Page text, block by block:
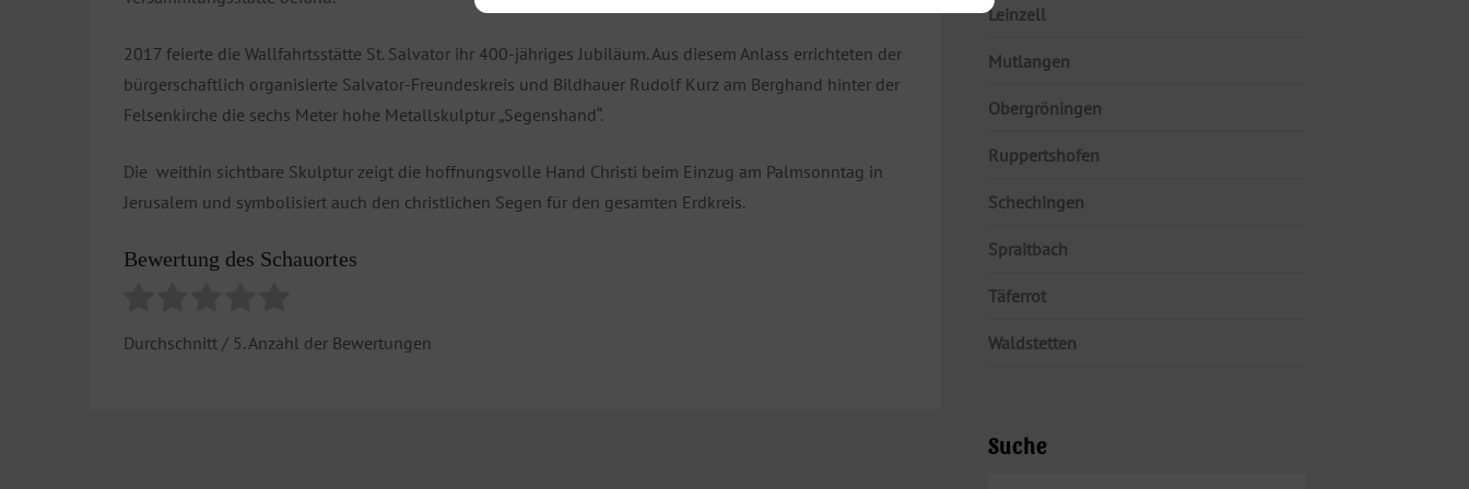
2017 feierte die Wallfahrtsstätte St. Salvator ihr 400-jähriges Jubiläum. Aus diesem Anlass errichteten der
bürgerschaftlich organisierte Salvator-Freundeskreis und Bildhauer Rudolf Kurz am Berghand hinter der
Felsenkirche die sechs Meter hohe Metallskulptur „Segenshand“.
Die weithin sichtbare Skulptur zeigt die hoffnungsvolle Hand Christi beim Einzug am Palmsonntag in
Jerusalem und symbolisiert auch den christlichen Segen für den gesamten Erdkreis.
Bewertung des Schauortes
Durchschnitt / 5. Anzahl der Bewertungen
Leinzell
Mutlangen
Obergröningen
Ruppertshofen
Schechingen
Spraitbach
Täferrot
Waldstetten
Suche